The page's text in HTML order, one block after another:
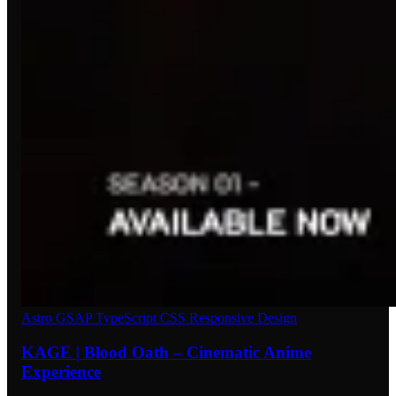
Astro GSAPTypeScript CSS Responsive Design
KAGE | Blood Oath – Cinematic Anime
Experience